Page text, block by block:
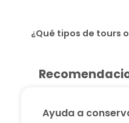
¿Qué tipos de tours
Ayuda a